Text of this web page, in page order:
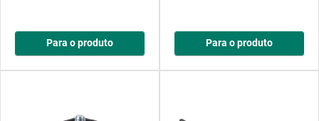
Para o produto Para o produto